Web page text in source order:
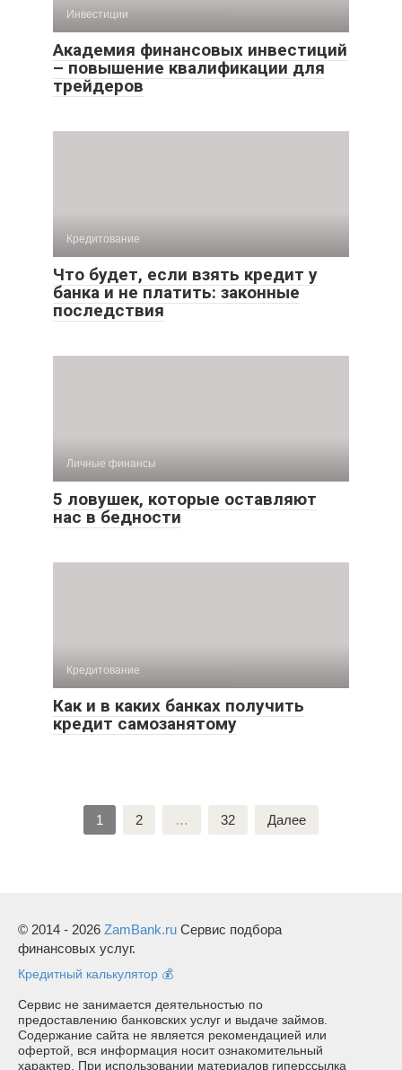
Инвестиции
Академия финансовых инвестиций
– повышение квалификации для
трейдеров
Кредитование
Что будет, если взять кредит у
банка и не платить: законные
последствия
Личные финансы
5 ловушек, которые оставляют
нас в бедности
Кредитование
Как и в каких банках получить
кредит самозанятому
1 2 … 32 Далее
© 2014 - 2026 ZamBank.ru Сервис подбора
финансовых услуг.
Кредитный калькулятор 💰
Сервис не занимается деятельностью по
предоставлению банковских услуг и выдаче займов.
Содержание сайта не является рекомендацией или
офертой, вся информация носит ознакомительный
характер. При использовании материалов гиперссылка